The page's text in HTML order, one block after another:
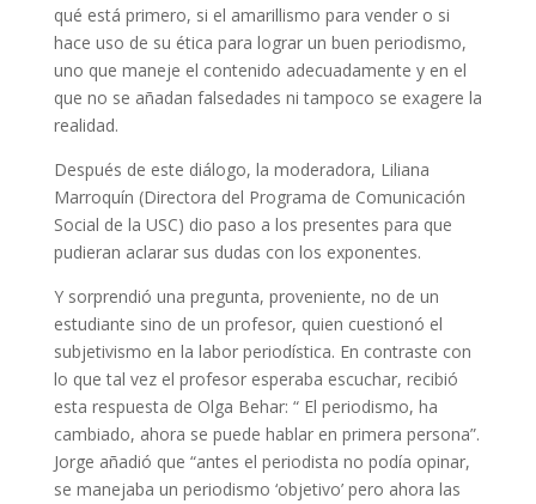
qué está primero, si el amarillismo para vender o si
hace uso de su ética para lograr un buen periodismo,
uno que maneje el contenido adecuadamente y en el
que no se añadan falsedades ni tampoco se exagere la
realidad.
Después de este diálogo, la moderadora, Liliana
Marroquín (Directora del Programa de Comunicación
Social de la USC) dio paso a los presentes para que
pudieran aclarar sus dudas con los exponentes.
Y sorprendió una pregunta, proveniente, no de un
estudiante sino de un profesor, quien cuestionó el
subjetivismo en la labor periodística. En contraste con
lo que tal vez el profesor esperaba escuchar, recibió
esta respuesta de Olga Behar: “ El periodismo, ha
cambiado, ahora se puede hablar en primera persona”.
Jorge añadió que “antes el periodista no podía opinar,
se manejaba un periodismo ‘objetivo’ pero ahora las